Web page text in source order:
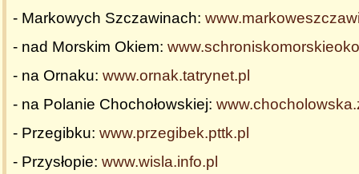
- Markowych Szczawinach:
- nad Morskim Okiem:
- na Ornaku: www.ornak.tatrynet.pl
- na Polanie Chochołowskiej:
- Przegibku: www.przegibek.pttk.pl
- Przysłopie: www.wisla.info.pl